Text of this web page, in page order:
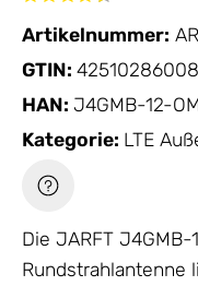
Artikelnummer:
GTIN:
HAN: J4GMB-12-
Kategorie: LTE
Die JARFT J4GMB-
Rundstrahlantenne